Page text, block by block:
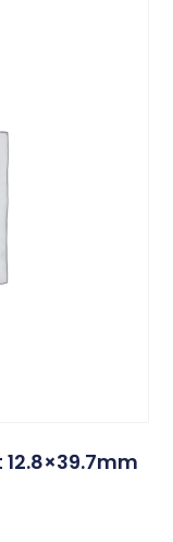
12.8×39.7mm